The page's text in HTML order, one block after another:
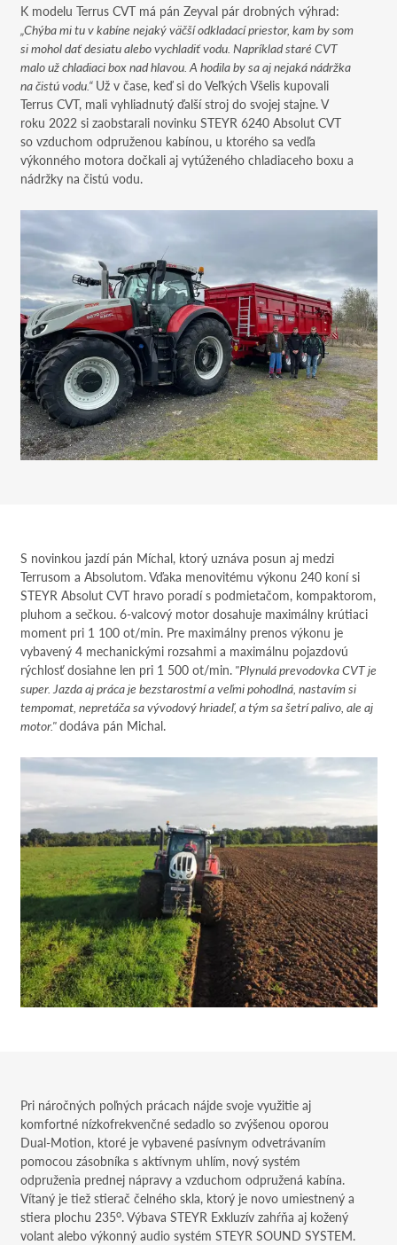
K modelu Terrus CVT má pán Zeyval pár drobných výhrad:
„Chýba mi tu v kabíne nejaký väčší odkladací priestor, kam by som
si mohol dať desiatu alebo vychladiť vodu. Napríklad staré CVT
malo už chladiaci box nad hlavou. A hodila by sa aj nejaká nádržka
na čistú vodu.“ Už v čase, keď si do Veľkých Všelis kupovali
Terrus CVT, mali vyhliadnutý ďalší stroj do svojej stajne. V
roku 2022 si zaobstarali novinku STEYR 6240 Absolut CVT
so vzduchom odpruženou kabínou, u ktorého sa vedľa
výkonného motora dočkali aj vytúženého chladiaceho boxu a
nádržky na čistú vodu.
S novinkou jazdí pán Míchal, ktorý uznáva posun aj medzi
Terrusom a Absolutom. Vďaka menovitému výkonu 240 koní si
STEYR Absolut CVT hravo poradí s podmietačom, kompaktorom,
pluhom a sečkou. 6-valcový motor dosahuje maximálny krútiaci
moment pri 1 100 ot/min. Pre maximálny prenos výkonu je
vybavený 4 mechanickými rozsahmi a maximálnu pojazdovú
rýchlosť dosiahne len pri 1 500 ot/min."Plynulá prevodovka CVT je
super. Jazda aj práca je bezstarostmí a veľmi pohodlná, nastavím si
tempomat, nepretáča sa vývodový hriadeľ, a tým sa šetrí palivo, ale aj
motor."dodáva pán Michal.
Pri náročných poľných prácach nájde svoje využitie aj
komfortné nízkofrekvenčné sedadlo so zvýšenou oporou
Dual-Motion, ktoré je vybavené pasívnym odvetrávaním
pomocou zásobníka s aktívnym uhlím, nový systém
odpruženia prednej nápravy a vzduchom odpružená kabína.
Vítaný je tiež stierač čelného skla, ktorý je novo umiestnený a
stiera plochu 235o. Výbava STEYR Exkluzív zahŕňa aj kožený
volant alebo výkonný audio systém STEYR SOUND SYSTEM.